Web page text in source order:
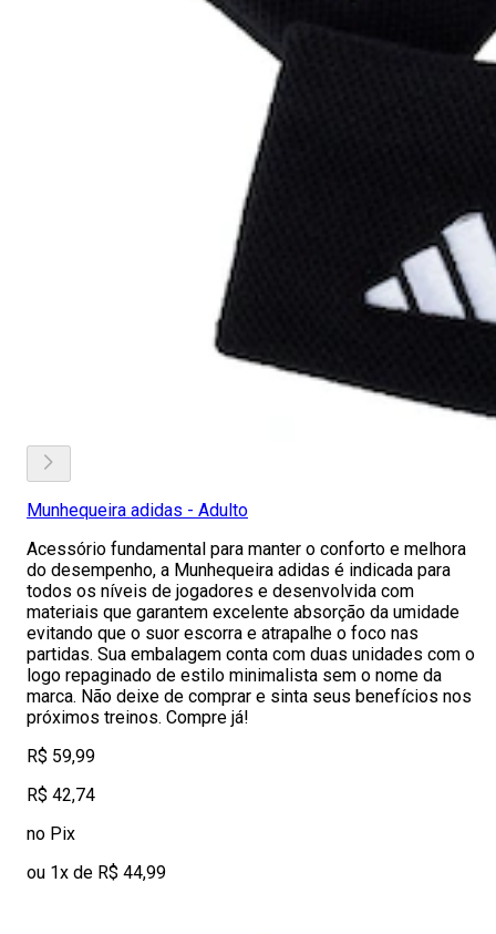
Munhequeira adidas - Adulto
Acessório fundamental para manter o conforto e melhora
do desempenho, a Munhequeira adidas é indicada para
todos os níveis de jogadores e desenvolvida com
materiais que garantem excelente absorção da umidade
evitando que o suor escorra e atrapalhe o foco nas
partidas. Sua embalagem conta com duas unidades com o
logo repaginado de estilo minimalista sem o nome da
marca. Não deixe de comprar e sinta seus benefícios nos
próximos treinos. Compre já!
R$ 59,99
R$ 42,74
no Pix
ou 1x de R$ 44,99